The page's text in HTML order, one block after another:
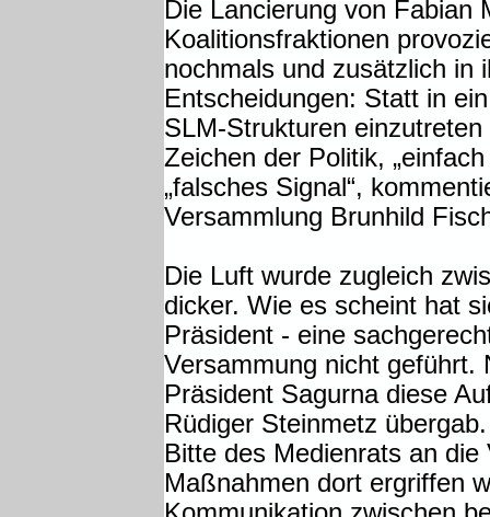
Die Lancierung von Fabian
Koalitionsfraktionen
nochmals und zusätzlich in
Entscheidungen: Statt in
SLM-Strukturen
Zeichen der Politik,
„falsches Signal“,
Versammlung Brunhild
Die Luft wurde zugleich
dicker. Wie es scheint hat
Präsident - eine
Versammung nicht geführt.
Präsident Sagurna diese
Rüdiger Steinmetz
Bitte des Medienrats an die
Maßnahmen dort ergriffen